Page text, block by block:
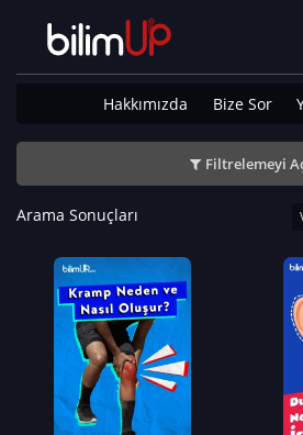
Hakkımızda Bize Sor
Filtrelemeyi
Arama Sonuçları